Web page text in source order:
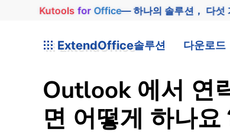
Kutools for Office— 하나의 솔루션， 다섯
ExtendOffice솔루션 다운로드
Outlook 에서 연
면 어떻게 하나요